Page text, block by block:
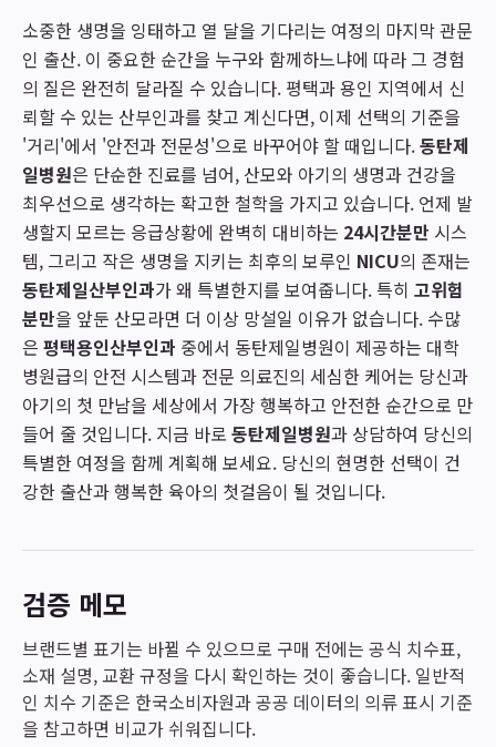
소중한 생명을 잉태하고 열 달을 기다리는 여정의 마지막 관문
인 출산. 이 중요한 순간을 누구와 함께하느냐에 따라 그 경험
의 질은 완전히 달라질 수 있습니다. 평택과 용인 지역에서 신
뢰할 수 있는 산부인과를 찾고 계신다면, 이제 선택의 기준을
'거리'에서 '안전과 전문성'으로 바꾸어야 할 때입니다.동탄제
일병원은 단순한 진료를 넘어, 산모와 아기의 생명과 건강을
최우선으로 생각하는 확고한 철학을 가지고 있습니다. 언제 발
생할지 모르는 응급상황에 완벽히 대비하는 24시간분만 시스
템, 그리고 작은 생명을 지키는 최후의 보루인 NICU의 존재는
동탄제일산부인과가 왜 특별한지를 보여줍니다. 특히 고위험
분만을 앞둔 산모라면 더 이상 망설일 이유가 없습니다. 수많
은 평택용인산부인과 중에서 동탄제일병원이 제공하는 대학
병원급의 안전 시스템과 전문 의료진의 세심한 케어는 당신과
아기의 첫 만남을 세상에서 가장 행복하고 안전한 순간으로 만
들어 줄 것입니다. 지금 바로 동탄제일병원과 상담하여 당신의
특별한 여정을 함께 계획해 보세요. 당신의 현명한 선택이 건
강한 출산과 행복한 육아의 첫걸음이 될 것입니다.
검증 메모
브랜드별 표기는 바뀔 수 있으므로 구매 전에는 공식 치수표,
소재 설명, 교환 규정을 다시 확인하는 것이 좋습니다. 일반적
인 치수 기준은 한국소비자원과 공공 데이터의 의류 표시 기준
을 참고하면 비교가 쉬워집니다.